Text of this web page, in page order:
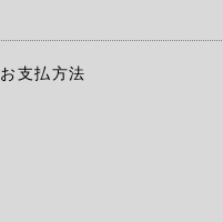
お支払方法